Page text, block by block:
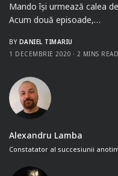
Mando își urmează calea
Acum două episoade,…
BY DANIEL TIMARIU
1 DECEMBRIE 2020
2 MINS READ
Alexandru Lamba
Constatator al succesiunii